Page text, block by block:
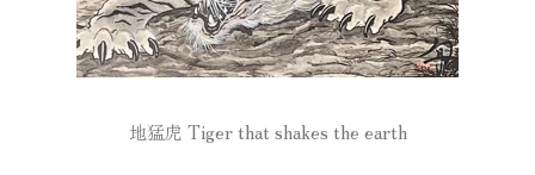
地猛虎 Tiger that shakes the earth